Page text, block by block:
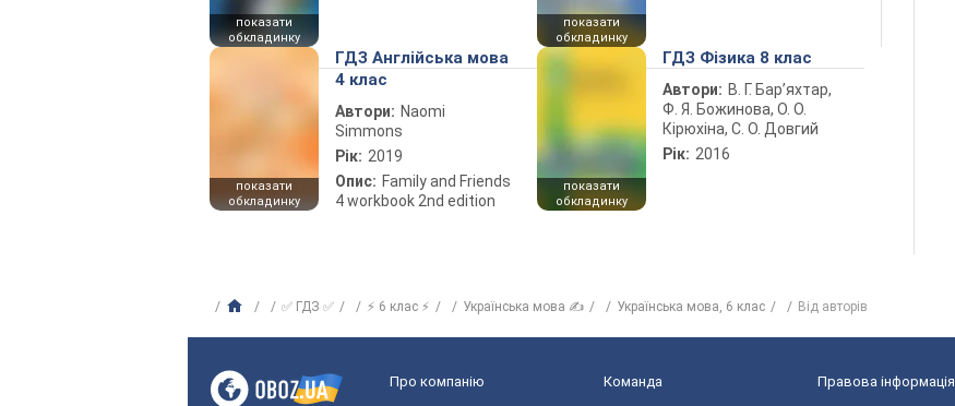
показати
обкладинку
показати
обкладинку
показати
обкладинку
ГДЗ Англійська мова
4 клас
Автори: Naomi
Simmons
Рік: 2019
Опис: Family and Friends
4 workbook 2nd edition
показати
обкладинку
ГДЗ Фізика 8 клас
Автори: В. Г. Бар’яхтар,
Ф. Я. Божинова, О. О.
Кірюхіна, С. О. Довгий
Рік: 2016
✅ ГДЗ ✅ ⚡ 6 клас ⚡ Українська мова ✍ Українська мова, 6 клас Від авторів
Про компанію Команда Правова інформація